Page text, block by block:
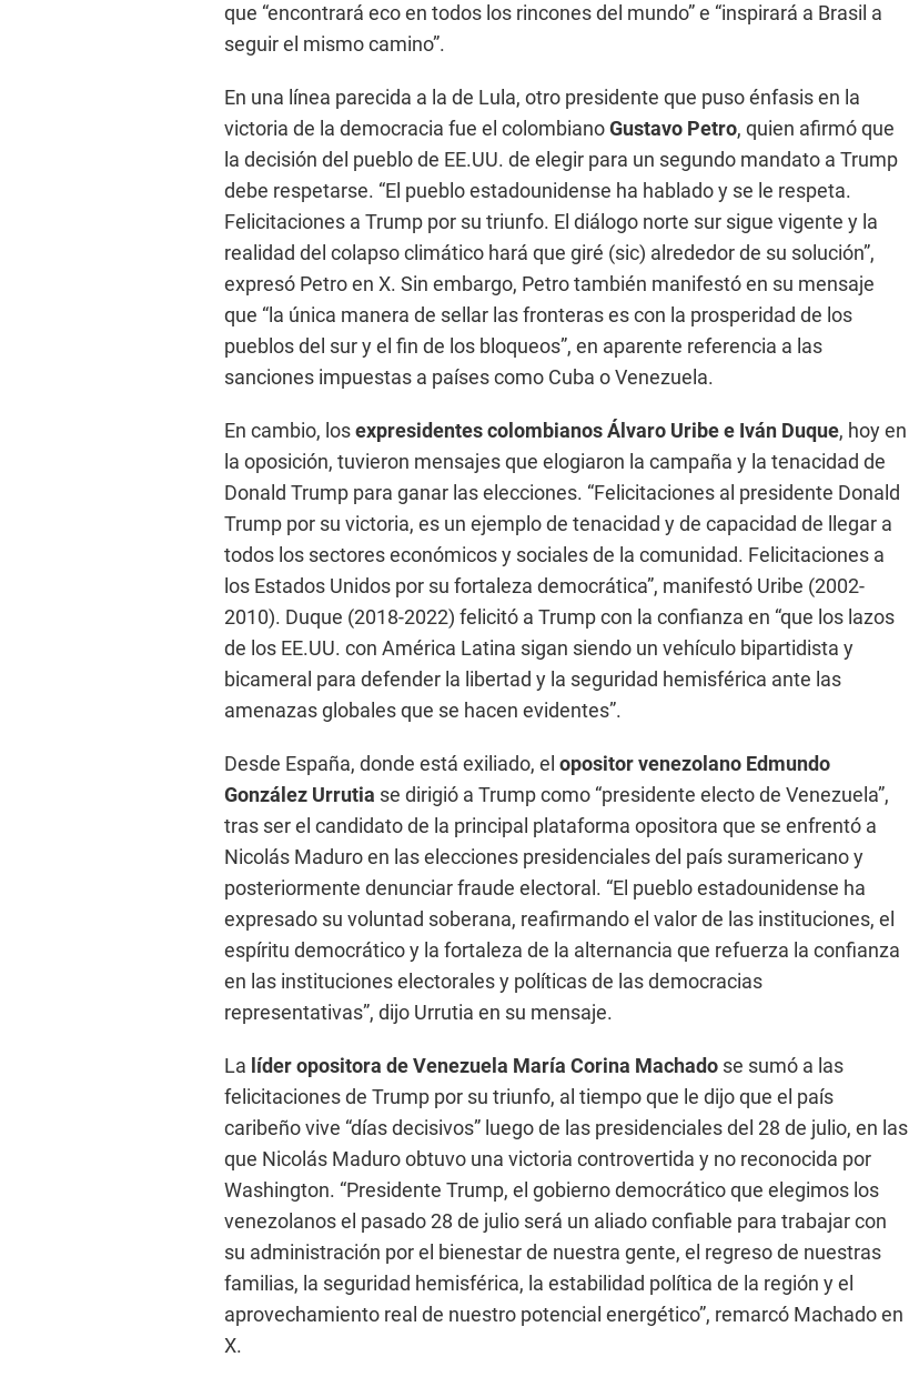
que “encontrará eco en todos los rincones del mundo” e “inspirará a Brasil a
seguir el mismo camino”.
En una línea parecida a la de Lula, otro presidente que puso énfasis en la
victoria de la democracia fue el colombianoGustavo Petro, quien afirmó que
la decisión del pueblo de EE.UU. de elegir para un segundo mandato a Trump
debe respetarse. “El pueblo estadounidense ha hablado y se le respeta.
Felicitaciones a Trump por su triunfo. El diálogo norte sur sigue vigente y la
realidad del colapso climático hará que giré (sic) alrededor de su solución”,
expresó Petro en X. Sin embargo, Petro también manifestó en su mensaje
que “la única manera de sellar las fronteras es con la prosperidad de los
pueblos del sur y el fin de los bloqueos”, en aparente referencia a las
sanciones impuestas a países como Cuba o Venezuela.
En cambio, losexpresidentes colombianos Álvaro Uribe e Iván Duque, hoy en
la oposición, tuvieron mensajes que elogiaron la campaña y la tenacidad de
Donald Trump para ganar las elecciones. “Felicitaciones al presidente Donald
Trump por su victoria, es un ejemplo de tenacidad y de capacidad de llegar a
todos los sectores económicos y sociales de la comunidad. Felicitaciones a
los Estados Unidos por su fortaleza democrática”, manifestó Uribe (2002-
2010). Duque (2018-2022) felicitó a Trump con la confianza en “que los lazos
de los EE.UU. con América Latina sigan siendo un vehículo bipartidista y
bicameral para defender la libertad y la seguridad hemisférica ante las
amenazas globales que se hacen evidentes”.
Desde España, donde está exiliado, el opositor venezolano Edmundo
González Urrutia se dirigió a Trump como “presidente electo de Venezuela”,
tras ser el candidato de la principal plataforma opositora que se enfrentó a
Nicolás Maduro en las elecciones presidenciales del país suramericano y
posteriormente denunciar fraude electoral. “El pueblo estadounidense ha
expresado su voluntad soberana, reafirmando el valor de las instituciones, el
espíritu democrático y la fortaleza de la alternancia que refuerza la confianza
en las instituciones electorales y políticas de las democracias
representativas”, dijo Urrutia en su mensaje.
La líder opositora de Venezuela María Corina Machado se sumó a las
felicitaciones de Trump por su triunfo, al tiempo que le dijo que el país
caribeño vive “días decisivos” luego de las presidenciales del 28 de julio, en las
que Nicolás Maduro obtuvo una victoria controvertida y no reconocida por
Washington. “Presidente Trump, el gobierno democrático que elegimos los
venezolanos el pasado 28 de julio será un aliado confiable para trabajar con
su administración por el bienestar de nuestra gente, el regreso de nuestras
familias, la seguridad hemisférica, la estabilidad política de la región y el
aprovechamiento real de nuestro potencial energético”, remarcó Machado en
X.